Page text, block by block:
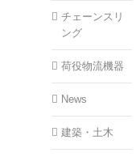
チェーンスリ
ング
荷役物流機器
News
建築・土木